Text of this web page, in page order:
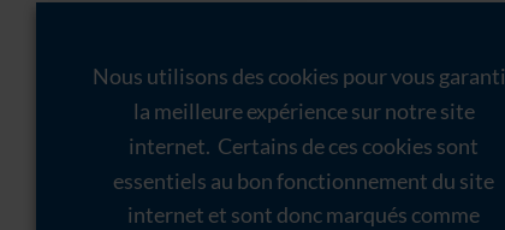
Nous utilisons des cookies pour vous garantir
la meilleure expérience sur notre site
internet. Certains de ces cookies sont
essentiels au bon fonctionnement du site
internet et sont donc marqués comme